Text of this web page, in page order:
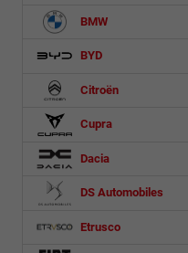
BMW
BYD
Citroën
Cupra
Dacia
DS Automobiles
Etrusco